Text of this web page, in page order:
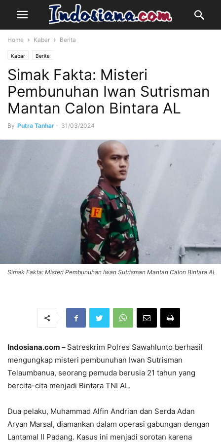
Home Kabar Berita
Kabar Berita
Simak Fakta: Misteri
Pembunuhan Iwan Sutrisman
Mantan Calon Bintara AL
By Putra Tanhar - 31/03/2024
Simak Fakta: Misteri Pembunuhan Iwan Sutrisman Mantan Calon Bintara AL
Indosiana.com – Satreskrim Polres Sawahlunto berhasil
mengungkap misteri pembunuhan Iwan Sutrisman
Telaumbanua, seorang pemuda berusia 21 tahun yang
bercita-cita menjadi Bintara TNI AL.
Dua pelaku, Muhammad Alfin Andrian dan Serda Adan
Aryan Marsal, diamankan dalam operasi gabungan dengan
Lantamal II Padang. Kasus ini menjadi sorotan karena